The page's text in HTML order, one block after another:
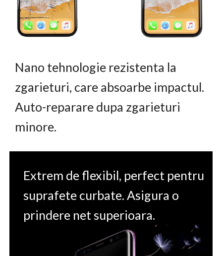
Nano tehnologie rezistenta la
zgarieturi, care absoarbe impactul.
Auto-reparare dupa zgarieturi
minore.
Extrem de flexibil, perfect pentru
suprafete curbate. Asigura o
prindere net superioara.